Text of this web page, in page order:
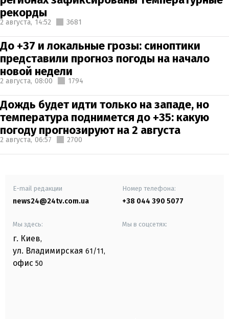
рекорды
2 августа, 14:52 3681
До +37 и локальные грозы: синоптики
представили прогноз погоды на начало
новой недели
2 августа, 08:00 1794
Дождь будет идти только на западе, но
температура поднимется до +35: какую
погоду прогнозируют на 2 августа
2 августа, 06:57 2700
E-mail редакции
news24@24tv.com.ua
Номер телефона:
+38 044 390 5077
Мы здесь:
г. Киев,
ул. Владимирская 61/11,
офис 50
Мы в соцсетях: